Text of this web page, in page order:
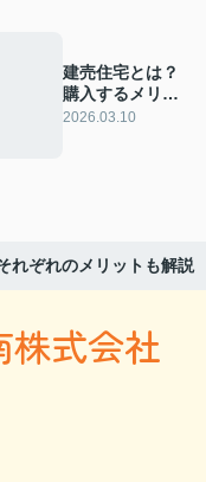
建売住宅とは？
購入するメリッ
トやデメリット
2026.03.10
れぞれのメリットも解説
株式会社